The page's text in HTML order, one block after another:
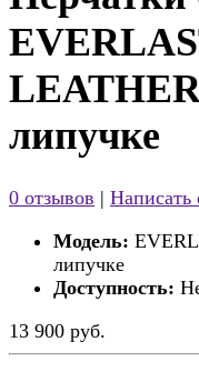
липучке
0 отзывов | Написать
Модель:
липучке
Доступность:
13 900 руб.